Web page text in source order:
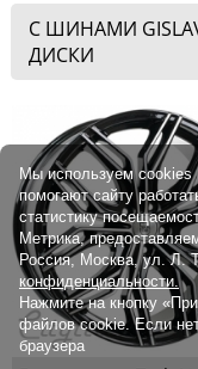
С ШИНАМИ
ДИСКИ
Мы используем cookies
помогают сайту
статистику
Метрика,
Россия, Москва, ул. Л.
конфиденциальности.
Нажмите на кнопку
файлов cookie. Если
браузера